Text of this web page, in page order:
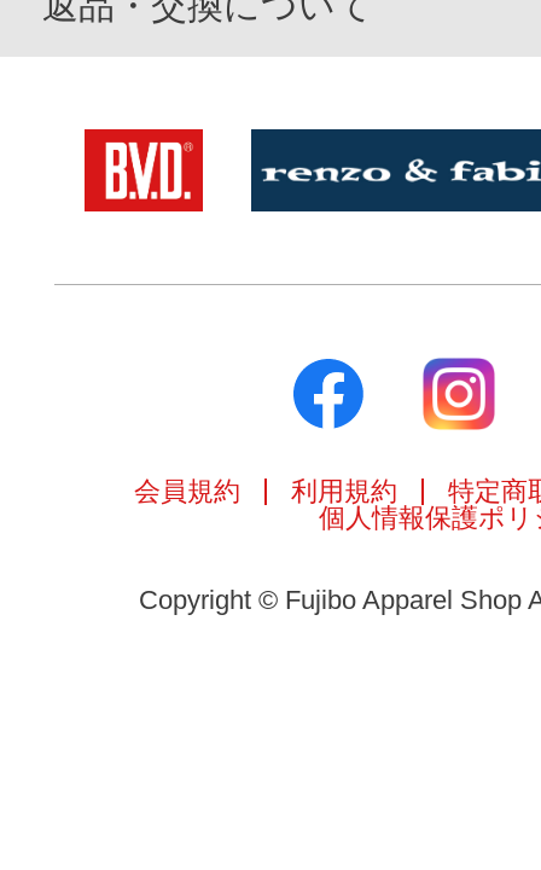
会員規約 利用規約
特定商
個人情報保護ポリ
Copyright © Fujibo Apparel Shop